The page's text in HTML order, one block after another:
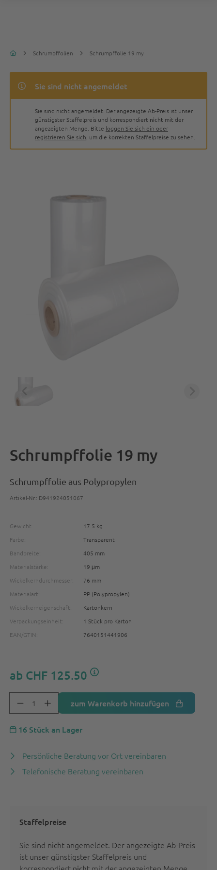
Schrumpffolien Schrumpffolie 19 my
Sie sind nicht angemeldet
Sie sind nicht angemeldet. Der angezeigte Ab-Preis ist unser
günstigster Staffelpreis und korrespondiert nicht mit der
angezeigten Menge. Bitte loggen Sie sich ein oder
registrieren Sie sich , um die korrekten Staffelpreise zu sehen.
Schrumpffolie 19 my
Schrumpffolie aus Polypropylen
Artikel-Nr.: D941924051067
Gewicht
17.5 kg
Farbe:
Transparent
Bandbreite:
405 mm
Materialstärke:
19 μm
Wickelkerndurchmesser:
76 mm
Materialart:
PP (Polypropylen)
Wickelkerneigenschaft:
Kartonkern
Verpackungseinheit:
1 Stück pro Karton
EAN/GTIN:
7640151441906
ab CHF 125.50
zum Warenkorb hinzufügen
16 Stück an Lager
Persönliche Beratung vor Ort vereinbaren
Telefonische Beratung vereinbaren
Staffelpreise
Sie sind nicht angemeldet. Der angezeigte Ab-Preis
ist unser günstigster Staffelpreis und
nicht